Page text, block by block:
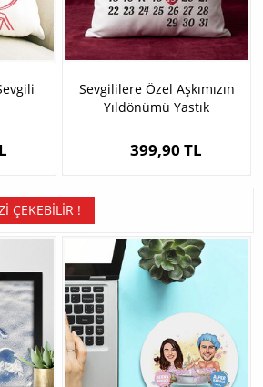
Sevgililere Özel Aşkımızın
Yıldönümü Yastık
399,90 TL
ÇEKEBILIR !